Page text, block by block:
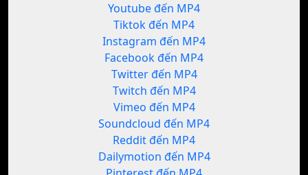
Youtube đến MP4
Tiktok đến MP4
Instagram đến MP4
Facebook đến MP4
Twitter đến MP4
Twitch đến MP4
Vimeo đến MP4
Soundcloud đến MP4
Reddit đến MP4
Dailymotion đến MP4